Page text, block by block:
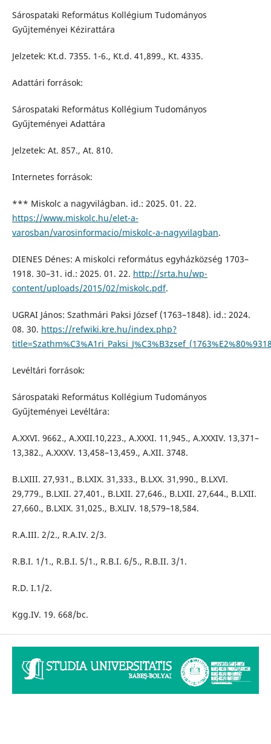
Sárospataki Református Kollégium Tudományos
Gyűjteményei Kézirattára
Jelzetek: Kt.d. 7355. 1-6., Kt.d. 41,899., Kt. 4335.
Adattári források:
Sárospataki Református Kollégium Tudományos
Gyűjteményei Adattára
Jelzetek: At. 857., At. 810.
Internetes források:
*** Miskolc a nagyvilágban. id.: 2025. 01. 22.
https://www.miskolc.hu/elet-a-
varosban/varosinformacio/miskolc-a-nagyvilagban.
DIENES Dénes: A miskolci református egyházközség 1703–
1918. 30–31. id.: 2025. 01. 22. http://srta.hu/wp-
content/uploads/2015/02/miskolc.pdf.
UGRAI János: Szathmári Paksi József (1763–1848). id.: 2024.
08. 30. https://refwiki.kre.hu/index.php?
Levéltári források:
Sárospataki Református Kollégium Tudományos
Gyűjteményei Levéltára:
A.XXVI. 9662., A.XXII.10,223., A.XXXI. 11,945., A.XXXIV. 13,371–
13,382., A.XXXV. 13,458–13,459., A.XII. 3748.
B.LXIII. 27,931., B.LXIX. 31,333., B.LXX. 31,990., B.LXVI.
29,779., B.LXII. 27,401., B.LXII. 27,646., B.LXII. 27,644., B.LXII.
27,660., B.LXIX. 31,025., B.XLIV. 18,579–18,584.
R.A.III. 2/2., R.A.IV. 2/3.
R.B.I. 1/1., R.B.I. 5/1., R.B.I. 6/5., R.B.II. 3/1.
R.D. I.1/2.
Kgg.IV. 19. 668/bc.